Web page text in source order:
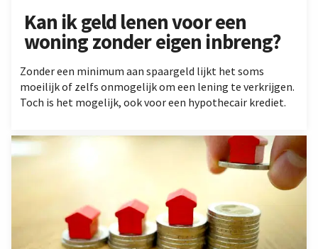
Kan ik geld lenen voor een
woning zonder eigen inbreng?
Zonder een minimum aan spaargeld lijkt het soms
moeilijk of zelfs onmogelijk om een lening te verkrijgen.
Toch is het mogelijk, ook voor een hypothecair krediet.